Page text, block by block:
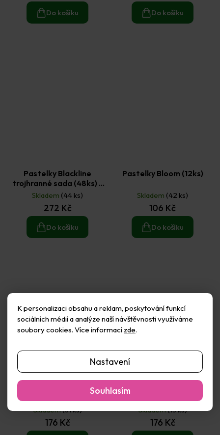
K personalizaci obsahu a reklam, poskytování funkcí
sociálních médií a analýze naší návštěvnosti využíváme
soubory cookies. Více informacízde.
Nastavení
Souhlasím
Do košíku Do košíku
Pastelky Blackline
trojhranné sada (48ks) -
zákadní, metalický,
pastelový a neonový mix
Skladem (44 ks)
272 Kč
Do košíku
Pastelky Bloom (12ks)
Skladem (42 ks)
106 Kč
Do košíku
šestihranné sada (12ks) -
Skladem(31 ks)
176 Kč
trojhranné sada (12ks) -
Skladem(13 ks)
176 Kč